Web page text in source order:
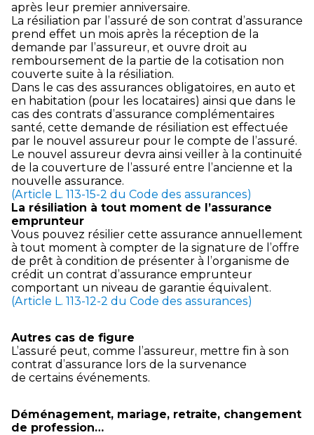
après leur premier anniversaire.
La résiliation par l’assuré de son contrat d’assurance
prend effet un mois après la réception de la
demande par l’assureur, et ouvre droit au
remboursement de la partie de la cotisation non
couverte suite à la résiliation.
Dans le cas des assurances obligatoires, en auto et
en habitation (pour les locataires) ainsi que dans le
cas des contrats d’assurance complémentaires
santé, cette demande de résiliation est effectuée
par le nouvel assureur pour le compte de l’assuré.
Le nouvel assureur devra ainsi veiller à la continuité
de la couverture de l’assuré entre l’ancienne et la
nouvelle assurance.
(Article L. 113-15-2 du Code des assurances)
La résiliation à tout moment de l’assurance
emprunteur
Vous pouvez résilier cette assurance annuellement
à tout moment à compter de la signature de l’offre
de prêt à condition de présenter à l’organisme de
crédit un contrat d’assurance emprunteur
comportant un niveau de garantie équivalent.
(Article L. 113-12-2 du Code des assurances)
Autres cas de figure
L’assuré peut, comme l’assureur, mettre fin à son
contrat d’assurance lors de la survenance
de certains événements.
Déménagement, mariage, retraite, changement
de profession…